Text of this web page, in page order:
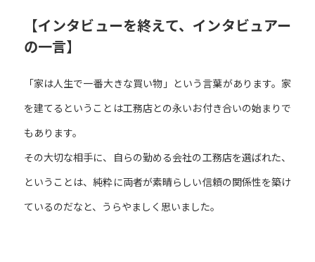
【インタビューを終えて、インタビュアー
の一言】
「家は人生で一番大きな買い物」という言葉があります。家
を建てるということは工務店との永いお付き合いの始まりで
もあります。
その大切な相手に、自らの勤める会社の工務店を選ばれた、
ということは、純粋に両者が素晴らしい信頼の関係性を築け
ているのだなと、うらやましく思いました。